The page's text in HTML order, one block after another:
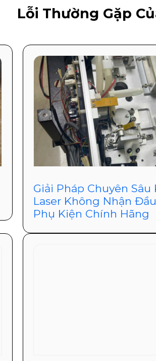
Lỗi Thường Gặp
Giải Pháp Chuyên Sâu
Laser Không Nhận
Phụ Kiện Chính Hãng